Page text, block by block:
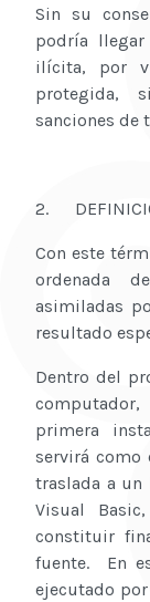
Sin su
podría
ilícita, por
protegida,
sanciones de
2.
Con este
ordenada
asimiladas
resultado
Dentro del
primera
servirá como
traslada a un
Visual
constituir
fuente. En
ejecutado